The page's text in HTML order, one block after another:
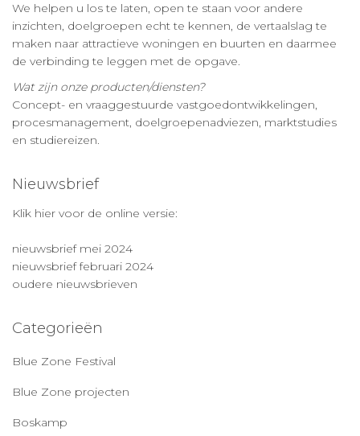
We helpen u los te laten, open te staan voor andere
inzichten, doelgroepen echt te kennen, de vertaalslag te
maken naar attractieve woningen en buurten en daarmee
de verbinding te leggen met de opgave.
Wat zijn onze producten/diensten?
Concept- en vraaggestuurde vastgoedontwikkelingen,
procesmanagement, doelgroepenadviezen, marktstudies
en studiereizen.
Nieuwsbrief
Klik hier voor de online versie:
nieuwsbrief mei 2024
nieuwsbrief februari 2024
oudere nieuwsbrieven
Categorieën
Blue Zone Festival
Blue Zone projecten
Boskamp